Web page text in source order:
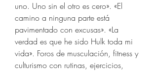
uno. Uno sin el otro es cero». «El
camino a ninguna parte está
pavimentado con excusas». «La
verdad es que he sido Hulk toda mi
vida». Foros de musculación, fitness y
culturismo con rutinas, ejercicios,